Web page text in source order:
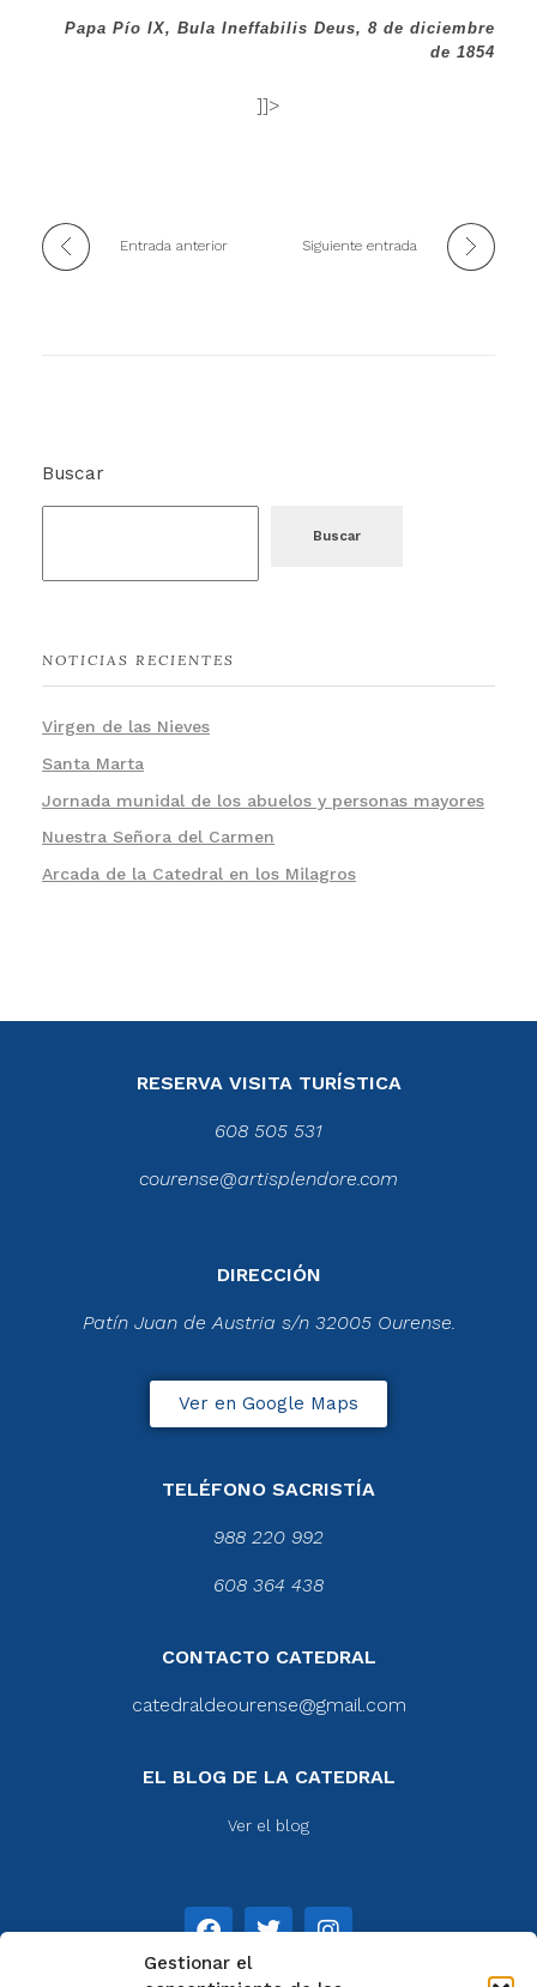
Gestionar el
Papa Pío IX, Bula Ineffabilis Deus, 8 de diciembre
de 1854
]]>
Entrada anterior Siguiente entrada
Buscar
Buscar
NOTICIAS RECIENTES
Virgen de las Nieves
Santa Marta
Jornada munidal de los abuelos y personas mayores
Nuestra Señora del Carmen
Arcada de la Catedral en los Milagros
RESERVA VISITA TURÍSTICA
608 505 531
courense@artisplendore.com
DIRECCIÓN
Patín Juan de Austria s/n 32005 Ourense.
Ver en Google Maps
TELÉFONO SACRISTÍA
988 220 992
608 364 438
CONTACTO CATEDRAL
catedraldeourense@gmail.com
EL BLOG DE LA CATEDRAL
Ver el blog